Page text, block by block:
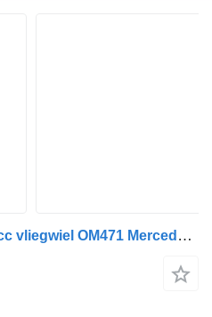
Volano Mercedes-Benz Occ vliegwiel OM471 Mercedes R4710320001 per camion